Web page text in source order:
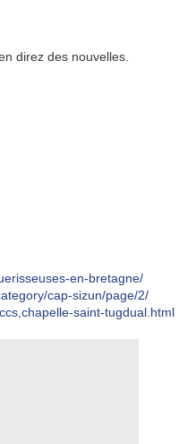
direz des nouvelles.
en-bretagne/
cap-sizun/page/2/
saint-tugdual.html